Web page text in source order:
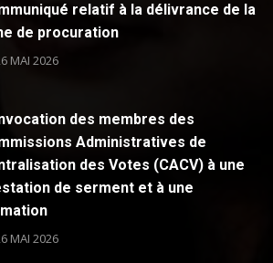
relatif à la délivrance de la
de procuration
MAI 2026
des membres des
Administratives de
des Votes (CACV) à une
de serment et à une
MAI 2026